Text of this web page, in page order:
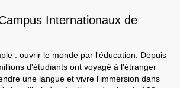
Internationaux de
: ouvrir le monde par l'éducation. Depuis
d'étudiants ont voyagé à l'étranger
une langue et vivre l'immersion dans